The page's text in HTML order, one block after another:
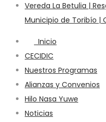
Vereda La Betulia |
Municipio de Toribío |
Inicio
CECIDIC
Nuestros Programas
Alianzas y Convenios
Hilo Nasa Yuwe
Noticias